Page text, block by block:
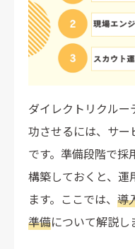
ダイレクトリクル
功させるには、サ
です。準備段階で採
構築しておくと、運
ます。ここでは、 導
準備について解説し